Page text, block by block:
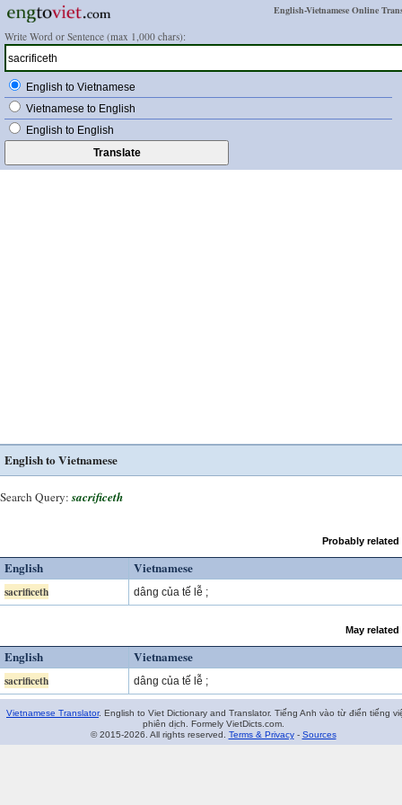
English-Vietnamese Online
Write Word or Sentence (max 1,000 chars):
English to Vietnamese
Vietnamese to English
English to English
English to Vietnamese
Search Query: sacrificeth
Probably
English Vietnamese
sacrificeth dâng của tế lễ ;
May
English Vietnamese
sacrificeth dâng của tế lễ ;
Vietnamese Translator. English to Viet Dictionary and Translator. Tiếng Anh vào từ điển tiếng
phiên dịch. Formely VietDicts.com.
© 2015-2026. All rights reserved. Terms & Privacy- Sources